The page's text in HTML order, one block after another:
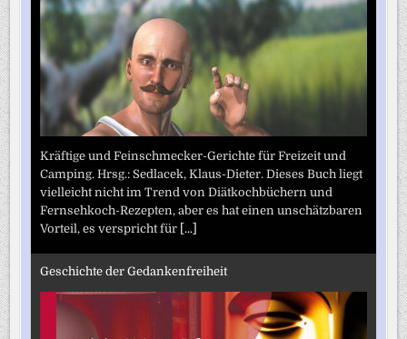
Kräftige und Feinschmecker-Gerichte für Freizeit und
Camping. Hrsg.: Sedlacek, Klaus-Dieter. Dieses Buch liegt
vielleicht nicht im Trend von Diätkochbüchern und
Fernsehkoch-Rezepten, aber es hat einen unschätzbaren
Vorteil, es verspricht für [...]
Geschichte der Gedankenfreiheit